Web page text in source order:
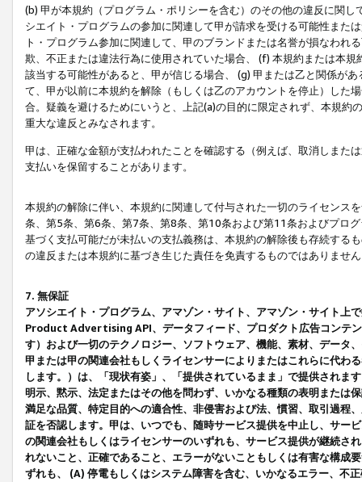
(b) 甲が本規約（プログラム・ポリシーを含む）のその他の違反に関
シエイト・プログラムの参加に関連して甲が請求を受ける可能性また
ト・プログラム参加に関連して、甲のブランドまたは名誉が損なわれ
欺、不正または違法行為に使用されていた場合、 (f) 本規約または本
該当する可能性があると、甲が信じる場合、 (g) 甲または乙と関係が
て、甲が以前に本規約を解除（もしくは乙のアカウントを停止）した
合。疑義を避けるためにいうと、上記(a)の目的に限定されず、本規
重大な違反とみなされます。
甲は、正確な金額が支払われたことを確認する（例えば、取消しまた
支払いを保留することがあります。
本規約の解除に伴い、本規約に関連して付与された一切のライセンス
条、第5条、第6条、第7条、第8条、第10条および第11条およびプロ
基づく支払可能だが未払いの支払義務は、本規約の解除後も存続する
の違反または本規約に基づき生じた責任を免責するものではありませ
7. 無保証
アソシエイト・プログラム、アマゾン・サイト、アマゾン・サイト上
Product Advertising API、データフィード、プロダクト広告コンテ
す）および一切のテクノロジー、ソフトウェア、機能、素材、データ
甲または甲の関連会社もしくライセンサーによりまたはこれらに代わ
します。）は、「現状有姿」、「提供されているまま」で提供されま
明示、黙示、法定またはその他を問わず、いかなる種類の表明または
満足な品質、特定目的への適合性、非侵害および法、慣習、取引過程
証を否認します。甲は、いつでも、随時サービス提供を中止し、サー
の関連会社もしくはライセンサーのいずれも、サービス提供が継続さ
れないこと、正確であること、エラーがないこともしくは有害な構成
ずれも、 (A) 停電もしくはシステム障害を含む、いかなるエラー、不